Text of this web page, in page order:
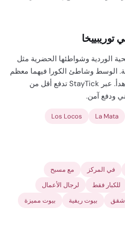
الوردية وشواطئها الحضرية مثل
الوسط وشاطئ الكورا فيهما معظم
الفنادق؛ أما لا ماتا فأجواؤها أهدأ. عبر StayTick تدفع أقل من
ودفع آمن.
La Mata
Los Locos
في المركز
مع مسبح
للكبار فقط
لرجال الأعمال
شقق بيوت ريفية
بيوت مميزة